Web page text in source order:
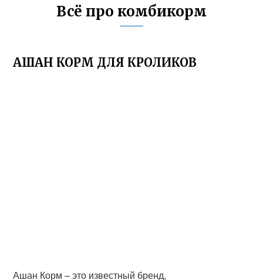
Всё про комбикорм
АШАН КОРМ ДЛЯ КРОЛИКОВ
Ашан Корм – это известный бренд,